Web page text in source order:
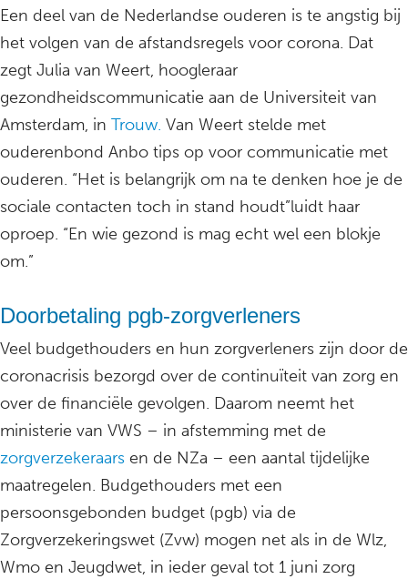
Een deel van de Nederlandse ouderen is te angstig bij
het volgen van de afstandsregels voor corona. Dat
zegt Julia van Weert, hoogleraar
gezondheidscommunicatie aan de Universiteit van
Amsterdam, in Trouw. Van Weert stelde met
ouderenbond Anbo tips op voor communicatie met
ouderen. “Het is belangrijk om na te denken hoe je de
sociale contacten toch in stand houdt”luidt haar
oproep. “En wie gezond is mag echt wel een blokje
om.”
Doorbetaling pgb-zorgverleners
Veel budgethouders en hun zorgverleners zijn door de
coronacrisis bezorgd over de continuïteit van zorg en
over de financiële gevolgen. Daarom neemt het
ministerie van VWS – in afstemming met de
zorgverzekeraars en de NZa – een aantal tijdelijke
maatregelen. Budgethouders met een
persoonsgebonden budget (pgb) via de
Zorgverzekeringswet (Zvw) mogen net als in de Wlz,
Wmo en Jeugdwet, in ieder geval tot 1 juni zorg